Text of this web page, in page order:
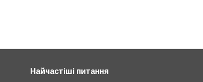
Найчастіші питання